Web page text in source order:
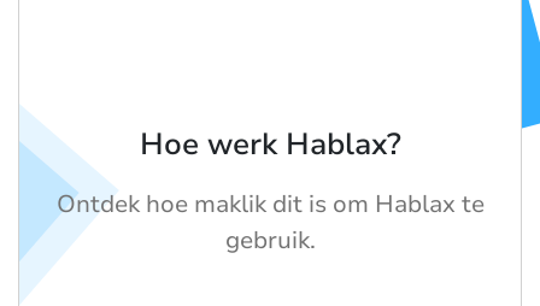
Hoe werk Hablax?
Ontdek hoe maklik dit is om Hablax te
gebruik.